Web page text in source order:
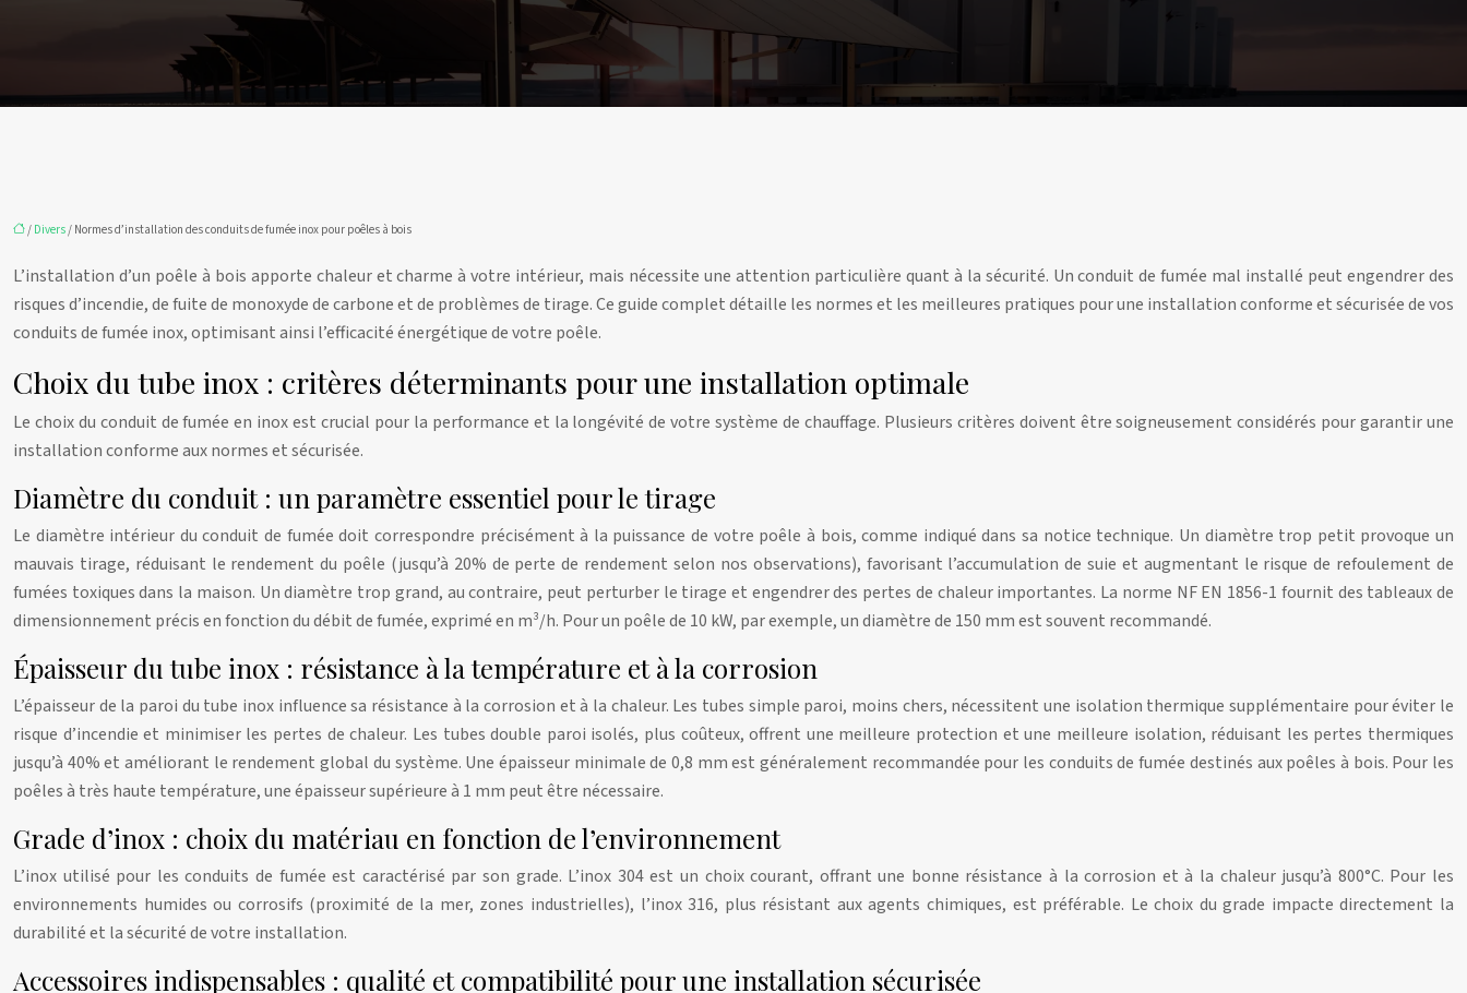
/ Divers/ Normes d’installation des conduits de fumée inox pour poêles à bois
L’installation d’un poêle à bois apporte chaleur et charme à votre intérieur, mais nécessite une attention particulière quant à la sécurité. Un conduit de fumée mal installé peut engendrer des
risques d’incendie, de fuite de monoxyde de carbone et de problèmes de tirage. Ce guide complet détaille les normes et les meilleures pratiques pour une installation conforme et sécurisée de vos
conduits de fumée inox, optimisant ainsi l’efficacité énergétique de votre poêle.
Choix du tube inox : critères déterminants pour une installation optimale
Le choix du conduit de fumée en inox est crucial pour la performance et la longévité de votre système de chauffage. Plusieurs critères doivent être soigneusement considérés pour garantir une
installation conforme aux normes et sécurisée.
Diamètre du conduit : un paramètre essentiel pour le tirage
Le diamètre intérieur du conduit de fumée doit correspondre précisément à la puissance de votre poêle à bois, comme indiqué dans sa notice technique. Un diamètre trop petit provoque un
mauvais tirage, réduisant le rendement du poêle (jusqu’à 20% de perte de rendement selon nos observations), favorisant l’accumulation de suie et augmentant le risque de refoulement de
fumées toxiques dans la maison. Un diamètre trop grand, au contraire, peut perturber le tirage et engendrer des pertes de chaleur importantes. La norme NF EN 1856-1 fournit des tableaux de
dimensionnement précis en fonction du débit de fumée, exprimé en m³/h. Pour un poêle de 10 kW, par exemple, un diamètre de 150 mm est souvent recommandé.
Épaisseur du tube inox : résistance à la température et à la corrosion
L’épaisseur de la paroi du tube inox influence sa résistance à la corrosion et à la chaleur. Les tubes simple paroi, moins chers, nécessitent une isolation thermique supplémentaire pour éviter le
risque d’incendie et minimiser les pertes de chaleur. Les tubes double paroi isolés, plus coûteux, offrent une meilleure protection et une meilleure isolation, réduisant les pertes thermiques
jusqu’à 40% et améliorant le rendement global du système. Une épaisseur minimale de 0,8 mm est généralement recommandée pour les conduits de fumée destinés aux poêles à bois. Pour les
poêles à très haute température, une épaisseur supérieure à 1 mm peut être nécessaire.
Grade d’inox : choix du matériau en fonction de l’environnement
L’inox utilisé pour les conduits de fumée est caractérisé par son grade. L’inox 304 est un choix courant, offrant une bonne résistance à la corrosion et à la chaleur jusqu’à 800°C. Pour les
environnements humides ou corrosifs (proximité de la mer, zones industrielles), l’inox 316, plus résistant aux agents chimiques, est préférable. Le choix du grade impacte directement la
durabilité et la sécurité de votre installation.
Accessoires indispensables : qualité et compatibilité pour une installation sécurisée